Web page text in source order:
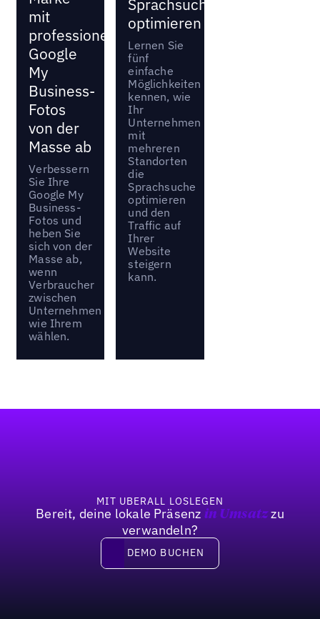
mit
professionellen
Google
My
Business-
Fotos
von der
Masse ab
Verbessern
Sie Ihre
Google My
Business-
Fotos und
heben Sie
sich von der
Masse ab,
wenn
Verbraucher
zwischen
Unternehmen
wie Ihrem
wählen.
Sprachsuche
optimieren
Lernen Sie
fünf
einfache
Möglichkeiten
kennen, wie
Ihr
Unternehmen
mit
mehreren
Standorten
die
Sprachsuche
optimieren
und den
Traffic auf
Ihrer
Website
steigern
kann.
MIT UBERALL LOSLEGEN
Bereit, deine lokale Präsenz in Umsatzzu
verwandeln?
DEMO BUCHEN
DEMO BUCHEN